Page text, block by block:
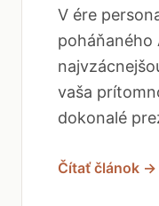
V ére
poháňaného
vaša
dokonalé
Čítať článok →